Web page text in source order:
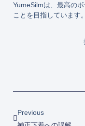
YumeSilmは、最高の
ことを目指しています。
Previous